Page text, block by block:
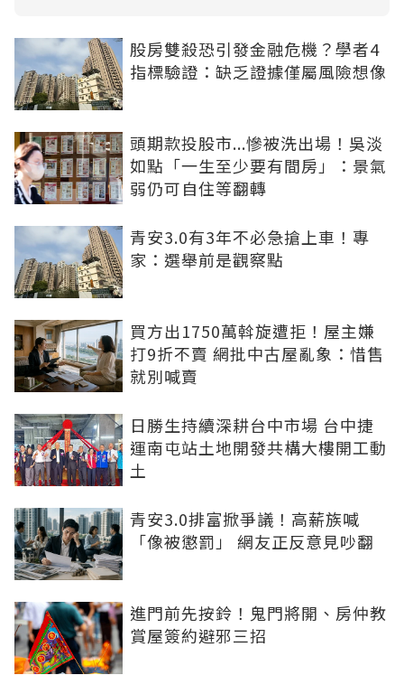
股房雙殺恐引發金融危機？學者4
指標驗證：缺乏證據僅屬風險想像
頭期款投股市...慘被洗出場！吳淡
如點「一生至少要有間房」：景氣
弱仍可自住等翻轉
青安3.0有3年不必急搶上車！專
家：選舉前是觀察點
買方出1750萬斡旋遭拒！屋主嫌
打9折不賣 網批中古屋亂象：惜售
就別喊賣
日勝生持續深耕台中市場 台中捷
運南屯站土地開發共構大樓開工動
土
青安3.0排富掀爭議！高薪族喊
「像被懲罰」 網友正反意見吵翻
進門前先按鈴！鬼門將開、房仲教
賞屋簽約避邪三招